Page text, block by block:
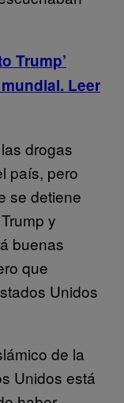
Trump’
Leer
drogas
país, pero
se detiene
y
buenas
que
Unidos
de la
Unidos está